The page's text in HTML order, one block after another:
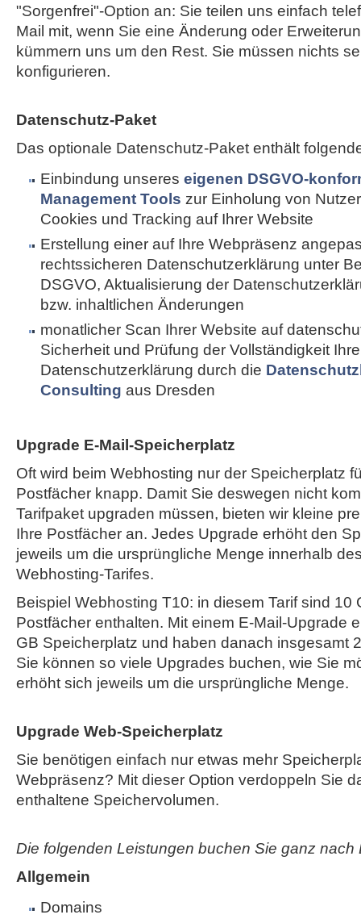
"Sorgenfrei"-Option an: Sie teilen uns einfach
Mail mit, wenn Sie eine Änderung oder
kümmern uns um den Rest. Sie müssen nichts
konfigurieren.
Datenschutz-Paket
Das optionale Datenschutz-Paket enthält
Einbindung unseres eigenen DSGVO-
Management Tools zur Einholung von
Cookies und Tracking auf Ihrer Website
Erstellung einer auf Ihre Webpräsenz
rechtssicheren Datenschutzerklärung unter
DSGVO, Aktualisierung der
bzw. inhaltlichen Änderungen
monatlicher Scan Ihrer Website auf
Sicherheit und Prüfung der Vollständigkeit
Datenschutzerklärung durch die
Consulting aus Dresden
Upgrade E-Mail-Speicherplatz
Oft wird beim Webhosting nur der Speicherplatz
Postfächer knapp. Damit Sie deswegen nicht
Tarifpaket upgraden müssen, bieten wir kleine
Ihre Postfächer an. Jedes Upgrade erhöht den
jeweils um die ursprüngliche Menge innerhalb
Webhosting-Tarifes.
Beispiel Webhosting T10: in diesem Tarif sind 10
Postfächer enthalten. Mit einem E-Mail-Upgrade
GB Speicherplatz und haben danach insgesamt
Sie können so viele Upgrades buchen, wie Sie
erhöht sich jeweils um die ursprüngliche Menge.
Upgrade Web-Speicherplatz
Sie benötigen einfach nur etwas mehr
Webpräsenz? Mit dieser Option verdoppeln Sie
enthaltene Speichervolumen.
Die folgenden Leistungen buchen Sie ganz nach
Allgemein
Domains